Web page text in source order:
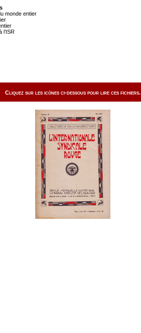
monde entier
l’ISR
Cliquez sur les icônes ci-dessous pour lire ces fichiers.